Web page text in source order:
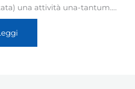
una attività una-tantum….